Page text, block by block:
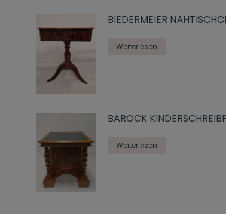
BIEDERMEIER
Weiterlesen
BAROCK
Weiterlesen